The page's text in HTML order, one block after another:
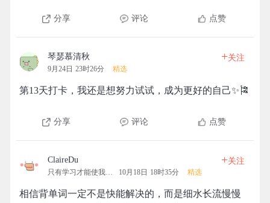
分享 评论 点赞
琴瑟慕清秋
9月24日 23时26分 精选
+关注
第13天打卡，我还是想努力试试，成为更好的自己✨🎏
分享 评论 点赞
ClaireDu
只有学习才能使我快乐 10月18日 18时35分 精选
+关注
相信背单词一定不是快能解决的，而是细水长流慢慢